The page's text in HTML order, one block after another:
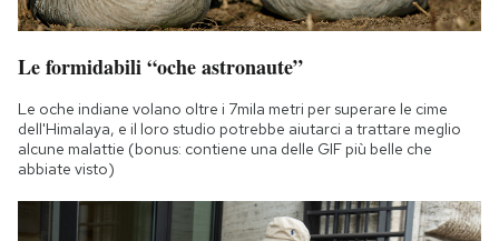
Le formidabili “oche astronaute”
Le oche indiane volano oltre i 7mila metri per superare le cime
dell'Himalaya, e il loro studio potrebbe aiutarci a trattare meglio
alcune malattie (bonus: contiene una delle GIF più belle che
abbiate visto)